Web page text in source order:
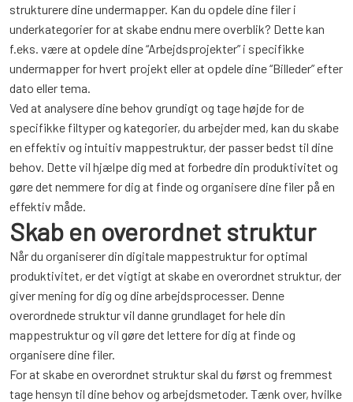
strukturere dine undermapper. Kan du opdele dine filer i
underkategorier for at skabe endnu mere overblik? Dette kan
f.eks. være at opdele dine “Arbejdsprojekter” i specifikke
undermapper for hvert projekt eller at opdele dine “Billeder” efter
dato eller tema.
Ved at analysere dine behov grundigt og tage højde for de
specifikke filtyper og kategorier, du arbejder med, kan du skabe
en effektiv og intuitiv mappestruktur, der passer bedst til dine
behov. Dette vil hjælpe dig med at forbedre din produktivitet og
gøre det nemmere for dig at finde og organisere dine filer på en
effektiv måde.
Skab en overordnet struktur
Når du organiserer din digitale mappestruktur for optimal
produktivitet, er det vigtigt at skabe en overordnet struktur, der
giver mening for dig og dine arbejdsprocesser. Denne
overordnede struktur vil danne grundlaget for hele din
mappestruktur og vil gøre det lettere for dig at finde og
organisere dine filer.
For at skabe en overordnet struktur skal du først og fremmest
tage hensyn til dine behov og arbejdsmetoder. Tænk over, hvilke